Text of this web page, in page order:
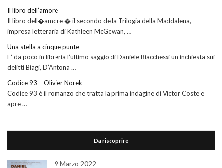
Il libro dell’amore
Il libro dell�amore � il secondo della Trilogia della Maddalena,
impresa letteraria di Kathleen McGowan, …
Una stella a cinque punte
E’ da poco in libreria l’ultimo saggio di Daniele Biacchessi un’inchiesta sui
delitti Biagi, D’Antona …
Codice 93 – Olivier Norek
Codice 93 è il romanzo che tratta la prima indagine di Victor Coste e
apre …
Da riscoprire
9 Marzo 2022